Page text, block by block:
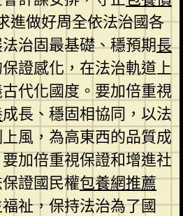
進做好周全依法治國各
治固最基礎、穩預期長
證感化，在法治軌道上
代化國度。要加倍重視
成長、穩固相協同，以法
風，為高東西的品質成
加倍重視保證和增進社
證國民權包養網推薦
祉，保持法治為了國